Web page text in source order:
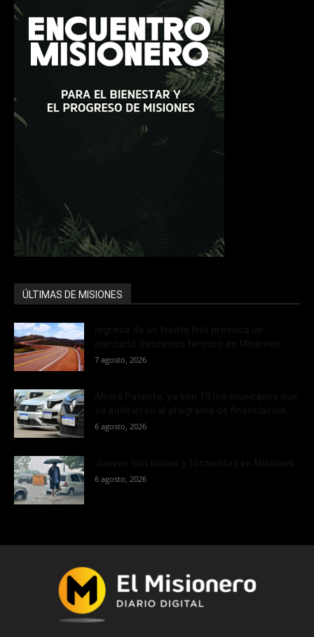
ÚLTIMAS DE MISIONES
7 agosto, 2026
6 agosto, 2026
6 agosto, 2026